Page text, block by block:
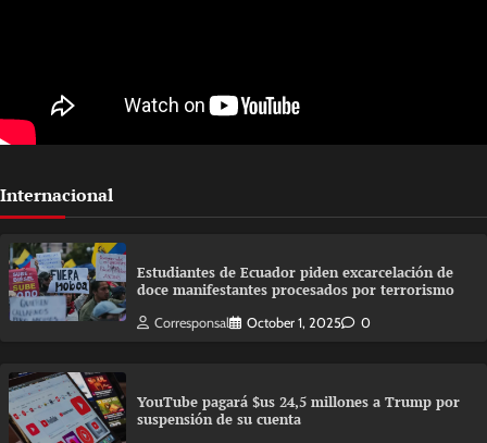
Internacional
Estudiantes de Ecuador piden excarcelación de
doce manifestantes procesados por terrorismo
Corresponsal October 1, 2025 0
YouTube pagará $us 24,5 millones a Trump por
suspensión de su cuenta